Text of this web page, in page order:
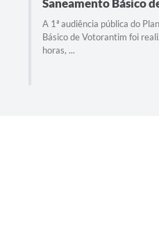
Saneamento Básico
A 1ª audiência pública do
Básico de Votorantim foi
horas, ...